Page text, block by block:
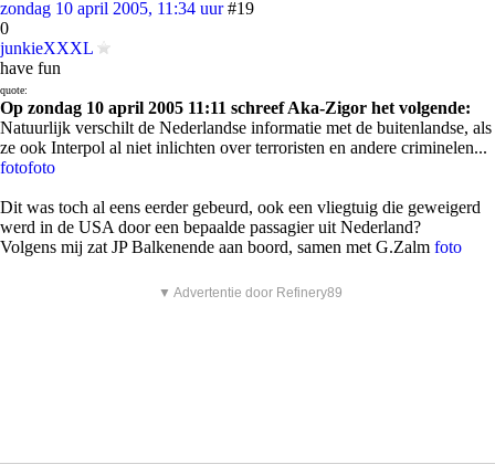
zondag 10 april 2005, 11:34 uur #19
0
junkieXXXL
have fun
quote:
Op zondag 10 april 2005 11:11 schreef Aka-Zigor het volgende:
Natuurlijk verschilt de Nederlandse informatie met de buitenlandse, als
ze ook Interpol al niet inlichten over terroristen en andere criminelen...
fotofoto
Dit was toch al eens eerder gebeurd, ook een vliegtuig die geweigerd
werd in de USA door een bepaalde passagier uit Nederland?
Volgens mij zat JP Balkenende aan boord, samen met G.Zalm foto
▼ Advertentie door Refinery89